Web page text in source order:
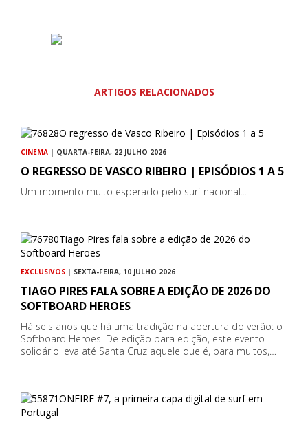
ARTIGOS RELACIONADOS
CINEMA | QUARTA-FEIRA, 22 JULHO 2026
O REGRESSO DE VASCO RIBEIRO | EPISÓDIOS 1 A 5
Um momento muito esperado pelo surf nacional...
EXCLUSIVOS | SEXTA-FEIRA, 10 JULHO 2026
TIAGO PIRES FALA SOBRE A EDIÇÃO DE 2026 DO
SOFTBOARD HEROES
Há seis anos que há uma tradição na abertura do verão: o
Softboard Heroes. De edição para edição, este evento
solidário leva até Santa Cruz aquele que é, para muitos,…